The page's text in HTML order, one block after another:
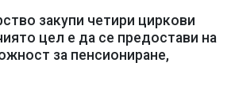
закупи четири циркови
цел е да се предостави на
за пенсиониране,